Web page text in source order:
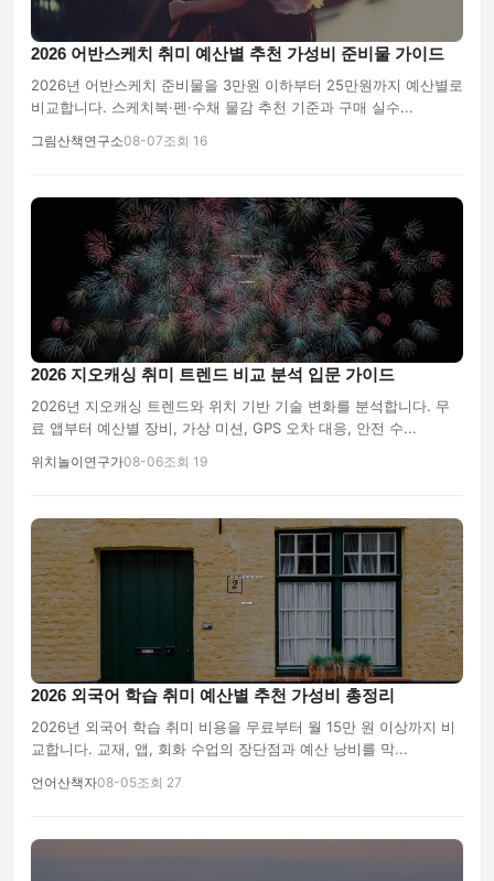
2026 어반스케치 취미 예산별 추천 가성비 준비물 가이드
2026년 어반스케치 준비물을 3만원 이하부터 25만원까지 예산별로
비교합니다. 스케치북·펜·수채 물감 추천 기준과 구매 실수...
그림산책연구소08-07조회 16
2026 지오캐싱 취미 트렌드 비교 분석 입문 가이드
2026년 지오캐싱 트렌드와 위치 기반 기술 변화를 분석합니다. 무
료 앱부터 예산별 장비, 가상 미션, GPS 오차 대응, 안전 수...
위치놀이연구가08-06조회 19
2026 외국어 학습 취미 예산별 추천 가성비 총정리
2026년 외국어 학습 취미 비용을 무료부터 월 15만 원 이상까지 비
교합니다. 교재, 앱, 회화 수업의 장단점과 예산 낭비를 막...
언어산책자08-05조회 27